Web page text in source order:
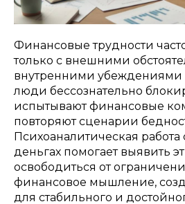
Финансовые трудности
только с внешними
внутренними убеждениями
люди бессознательно
испытывают финансовые
повторяют сценарии
Психоаналитическая
деньгах помогает выявить
освободиться от
финансовое мышление,
для стабильного и